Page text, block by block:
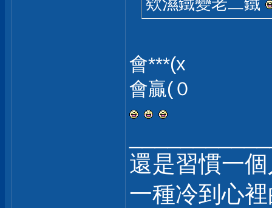
會***(x
會贏(０
還是習慣一
一種冷到心